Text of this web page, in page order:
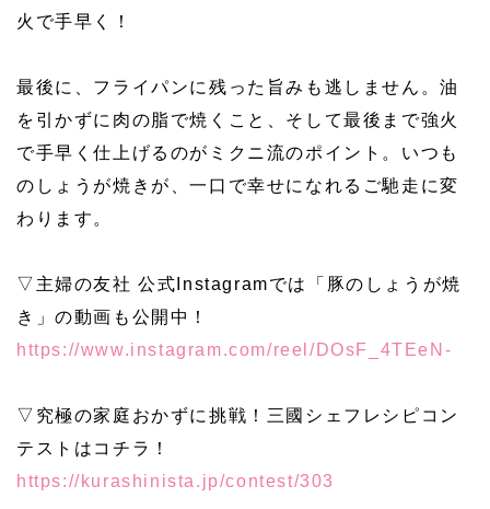
火で手早く！
最後に、フライパンに残った旨みも逃しません。油
を引かずに肉の脂で焼くこと、そして最後まで強火
で手早く仕上げるのがミクニ流のポイント。いつも
のしょうが焼きが、一口で幸せになれるご馳走に変
わります。
▽主婦の友社 公式Instagramでは「豚のしょうが焼
き」の動画も公開中！
https://www.instagram.com/reel/DOsF_4TEeN-
▽究極の家庭おかずに挑戦！三國シェフレシピコン
テストはコチラ！
https://kurashinista.jp/contest/303